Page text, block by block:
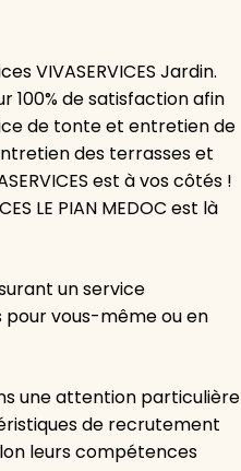
VIVASERVICES Jardin.
100% de satisfaction afin
de tonte et entretien de
des terrasses et
est à vos côtés !
LE PIAN MEDOC est là
un service
pour vous-même ou en
une attention particulière
de recrutement
leurs compétences